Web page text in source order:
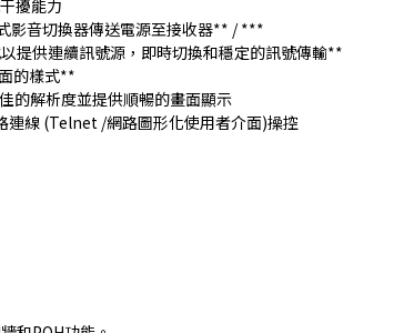
擾能力
影音切換器傳送電源至接收器** / ***
提供連續訊號源，即時切換和穩定的訊號傳輸**
的樣式**
的解析度並提供順暢的畫面顯示
連線 (Telnet /網路圖形化使用者介面)操控